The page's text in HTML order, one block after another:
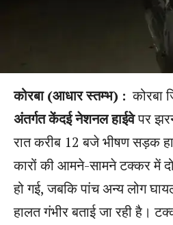
कोरबा (आधार स्तम्भ) : कोरबा
अंतर्गत केंदई नेशनल हाईवेपर
रात करीब 12 बजे भीषण सड़क
कारों की आमने-सामने टक्कर में दो
हो गई, जबकि पांच अन्य लोग
हालत गंभीर बताई जा रही है।